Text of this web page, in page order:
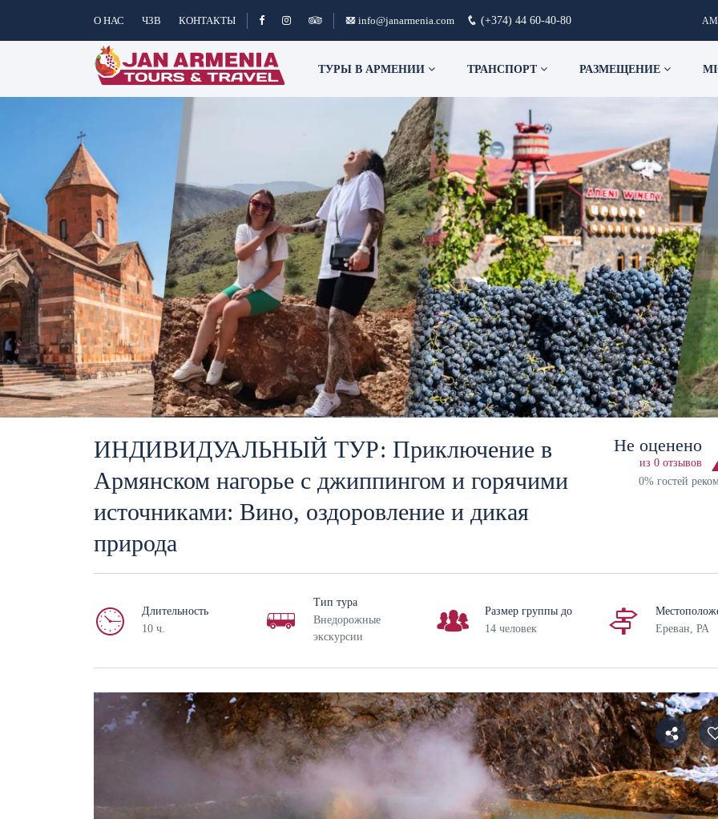
О НАС ЧЗВ КОНТАКТЫ info@janarmenia.com (+374) 44 60-40-80
ТУРЫ В АРМЕНИИ ТРАНСПОРТ РАЗМЕЩЕНИЕ
ИНДИВИДУАЛЬНЫЙ ТУР: Приключение в
Армянском нагорье с джиппингом и горячими
источниками: Вино, оздоровление и дикая
природа
Не оценено
из 0 отзывов
0% гостей
Длительность
10 ч.
Тип тура
Внедорожные
экскурсии
Размер группы до
14 человек
Ереван, РА